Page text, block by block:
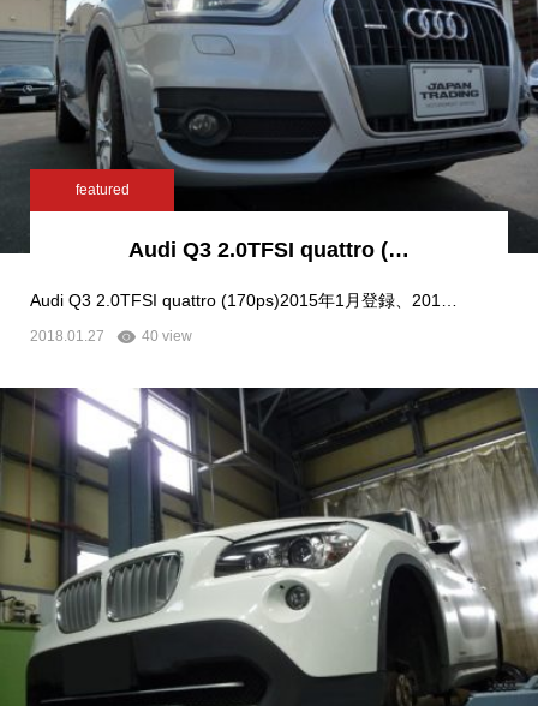
featured
Audi Q3 2.0TFSI quattro (…
Audi Q3 2.0TFSI quattro (170ps)2015年1月登録、201…
2018.01.27 40 view